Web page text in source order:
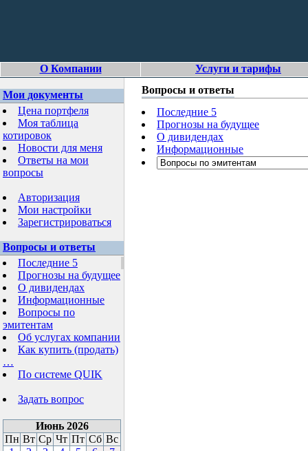
О Компании Услуги и тарифы
Мои документы
Цена портфеля
Моя таблица
котировок
Новости для меня
Ответы на мои
вопросы
Авторизация
Мои настройки
Зарегистрироваться
Вопросы и ответы
Последние 5
Прогнозы на будущее
О дивидендах
Информационные
Вопросы по
эмитентам
Об услугах компании
Как купить (продать)
…
По системе QUIK
Задать вопрос
Июнь 2026
Пн Вт Ср Чт Пт Сб Вс
Вопросы и ответы
Последние 5
Прогнозы на будущее
О дивидендах
Информационные